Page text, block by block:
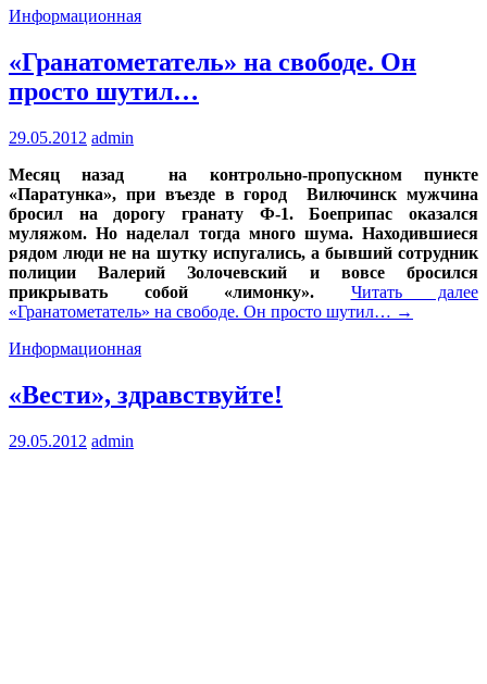
Информационная
«Гранатометатель» на свободе. Он
просто шутил…
29.05.2012 admin
Месяц назад на контрольно-пропускном пункте
«Паратунка», при въезде в город Вилючинск мужчина
бросил на дорогу гранату Ф-1. Боеприпас оказался
муляжом. Но наделал тогда много шума. Находившиеся
рядом люди не на шутку испугались, а бывший сотрудник
полиции Валерий Золочевский и вовсе бросился
прикрывать собой «лимонку».
Читать далее
«Гранатометатель» на свободе. Он просто шутил… →
Информационная
«Вести», здравствуйте!
29.05.2012 admin